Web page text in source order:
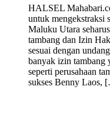
HALSEL
untuk mengekstraksi
Maluku Utara
tambang dan Izin
sesuai dengan
banyak izin tambang
seperti perusahaan
sukses Benny Laos,